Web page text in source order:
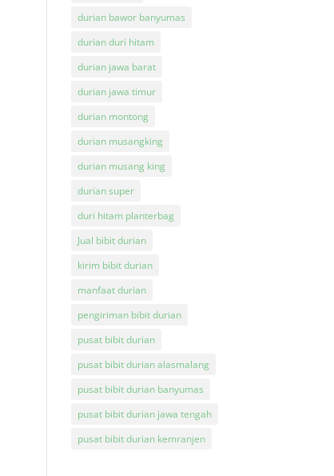
durian bawor banyumas
durian duri hitam
durian jawa barat
durian jawa timur
durian montong
durian musangking
durian musang king
durian super
duri hitam planterbag
Jual bibit durian
kirim bibit durian
manfaat durian
pengiriman bibit durian
pusat bibit durian
pusat bibit durian alasmalang
pusat bibit durian banyumas
pusat bibit durian jawa tengah
pusat bibit durian kemranjen